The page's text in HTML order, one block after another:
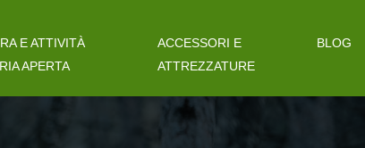
E ATTIVITÀ
APERTA
ACCESSORI E
ATTREZZATURE
BLOG